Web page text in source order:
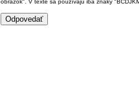
obrázok". V texte sa používajú iba znaky